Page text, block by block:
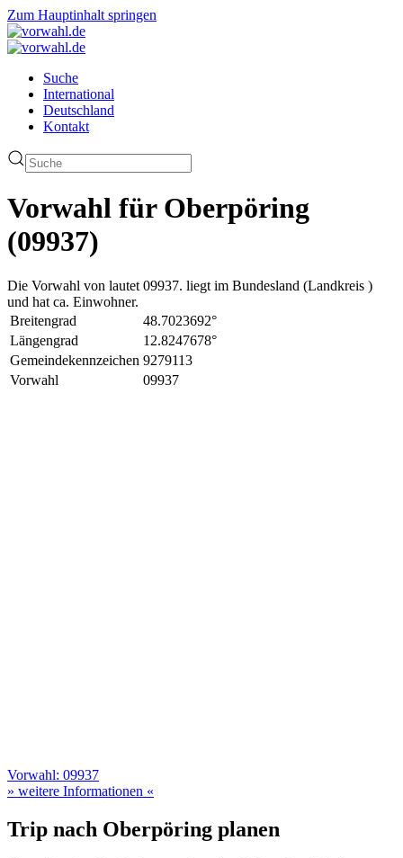
Zum Hauptinhalt springen
Suche
International
Deutschland
Kontakt
Vorwahl für Oberpöring
(09937)
Die Vorwahl von lautet 09937. liegt im Bundesland (Landkreis )
und hat ca. Einwohner.
Breitengrad
48.7023692°
Längengrad
12.8247678°
Gemeindekennzeichen 9279113
Vorwahl
09937
Vorwahl: 09937
» weitere Informationen «
Trip nach Oberpöring planen